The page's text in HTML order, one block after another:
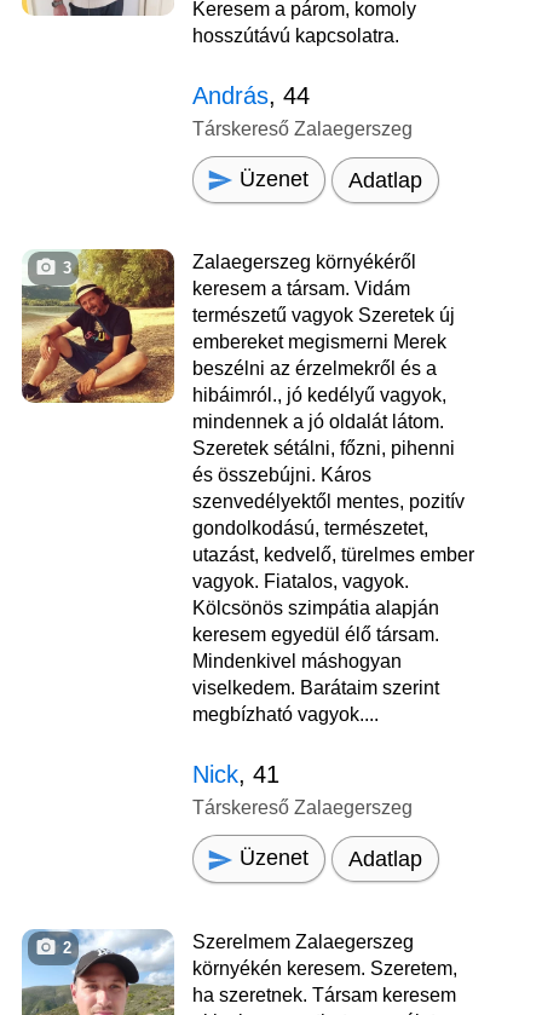
Keresem a párom, komoly
hosszútávú kapcsolatra.
András, 44
Társkereső Zalaegerszeg
Üzenet Adatlap
3
Zalaegerszeg környékéről
keresem a társam. Vidám
természetű vagyok Szeretek új
embereket megismerni Merek
beszélni az érzelmekről és a
hibáimról., jó kedélyű vagyok,
mindennek a jó oldalát látom.
Szeretek sétálni, főzni, pihenni
és összebújni. Káros
szenvedélyektől mentes, pozitív
gondolkodású, természetet,
utazást, kedvelő, türelmes ember
vagyok. Fiatalos, vagyok.
Kölcsönös szimpátia alapján
keresem egyedül élő társam.
Mindenkivel máshogyan
viselkedem. Barátaim szerint
megbízható vagyok....
Nick, 41
Társkereső Zalaegerszeg
Üzenet Adatlap
2
Szerelmem Zalaegerszeg
környékén keresem. Szeretem,
ha szeretnek. Társam keresem